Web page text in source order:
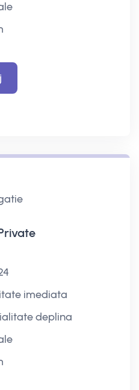
imediata
deplina